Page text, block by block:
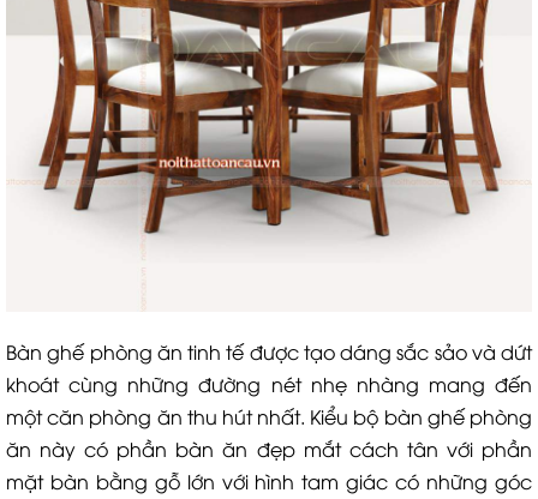
Bàn ghế phòng ăn tinh tế được tạo dáng sắc sảo và dứt
khoát cùng những đường nét nhẹ nhàng mang đến
một căn phòng ăn thu hút nhất. Kiểu bộ bàn ghế phòng
ăn này có phần bàn ăn đẹp mắt cách tân với phần
mặt bàn bằng gỗ lớn với hình tam giác có những góc